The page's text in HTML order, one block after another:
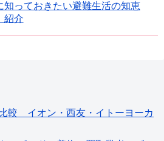
知っておきたい避難生活の知恵
紹介
較 イオン・西友・イトーヨーカ